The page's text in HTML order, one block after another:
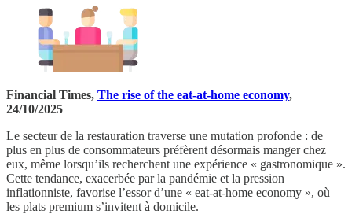
Financial Times, The rise of the eat-at-home economy,
24/10/2025
Le secteur de la restauration traverse une mutation profonde : de
plus en plus de consommateurs préfèrent désormais manger chez
eux, même lorsqu’ils recherchent une expérience « gastronomique ».
Cette tendance, exacerbée par la pandémie et la pression
inflationniste, favorise l’essor d’une « eat-at-home economy », où
les plats premium s’invitent à domicile.